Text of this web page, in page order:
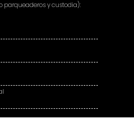
parqueaderos y custodia):